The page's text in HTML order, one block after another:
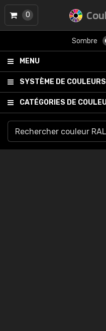
Sombre
MENU
SYSTÈME DE
CATÉGORIES DE
0